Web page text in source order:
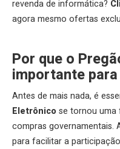
revenda de informática?
agora mesmo ofertas
Por que o
importante
Antes de mais nada, é
Eletrônico se tornou uma
compras governamentais.
para facilitar a